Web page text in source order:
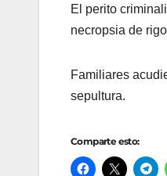
El perito
necropsia de
Familiares
sepultura.
Comparte esto: